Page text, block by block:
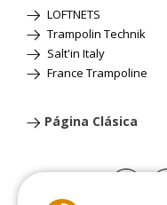
LOFTNETS
Trampolin Technik
Salt'in Italy
France Trampoline
Página Clásica